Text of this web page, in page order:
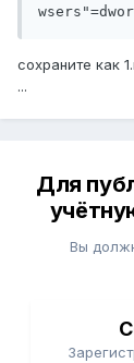
сохраните как
...
Для
Вы